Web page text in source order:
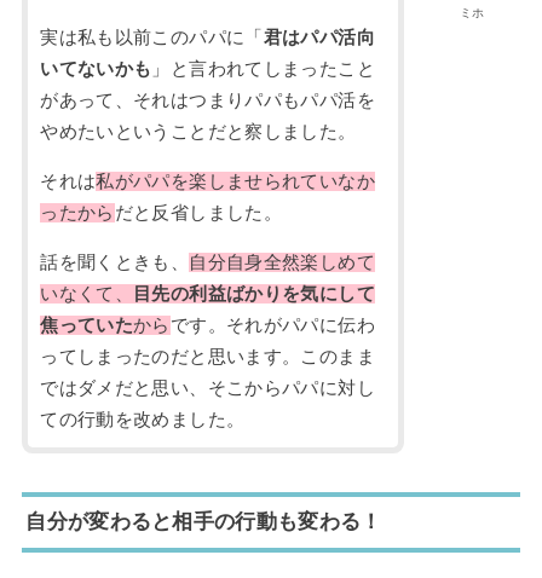
ミホ
実は私も以前このパパに「 君はパパ活向
いてないかも 」と言われてしまったこと
があって、それはつまりパパもパパ活を
やめたいということだと察しました。
それは私がパパを楽しませられていなか
ったから だと反省しました。
話を聞くときも、
自分自身全然楽しめて
いなくて、
目先の利益ばかりを気にして
焦っていたから です。それがパパに伝わ
ってしまったのだと思います。このまま
ではダメだと思い、そこからパパに対し
ての行動を改めました。
自分が変わると相手の行動も変わる！